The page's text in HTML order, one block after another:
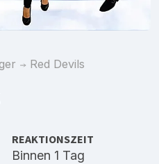
Red Devils
REAKTIONSZEIT
Binnen 1 Tag